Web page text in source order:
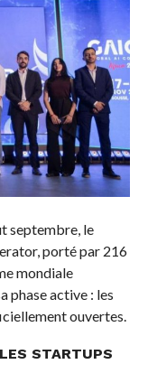
septembre, le
porté par 216
mondiale
phase active : les
ouvertes.
STARTUPS